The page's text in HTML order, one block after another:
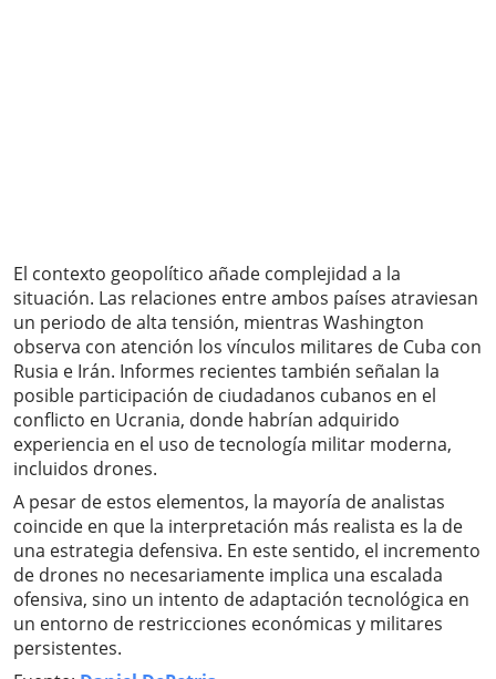
El contexto geopolítico añade complejidad a la
situación. Las relaciones entre ambos países atraviesan
un periodo de alta tensión, mientras Washington
observa con atención los vínculos militares de Cuba con
Rusia e Irán. Informes recientes también señalan la
posible participación de ciudadanos cubanos en el
conflicto en Ucrania, donde habrían adquirido
experiencia en el uso de tecnología militar moderna,
incluidos drones.
A pesar de estos elementos, la mayoría de analistas
coincide en que la interpretación más realista es la de
una estrategia defensiva. En este sentido, el incremento
de drones no necesariamente implica una escalada
ofensiva, sino un intento de adaptación tecnológica en
un entorno de restricciones económicas y militares
persistentes.